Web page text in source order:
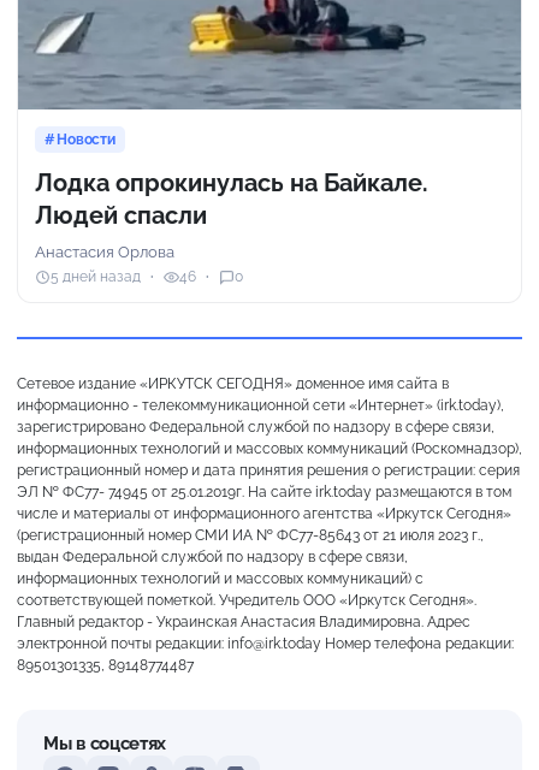
Новости
Лодка опрокинулась на Байкале.
Людей спасли
Анастасия Орлова
5 дней назад 46 0
Сетевое издание «ИРКУТСК СЕГОДНЯ» доменное имя сайта в
информационно - телекоммуникационной сети «Интернет» (irk.today),
зарегистрировано Федеральной службой по надзору в сфере связи,
информационных технологий и массовых коммуникаций (Роскомнадзор),
регистрационный номер и дата принятия решения о регистрации: серия
ЭЛ № ФС77- 74945 от 25.01.2019г. На сайте irk.today размещаются в том
числе и материалы от информационного агентства «Иркутск Сегодня»
(регистрационный номер СМИ ИА № ФС77-85643 от 21 июля 2023 г.,
выдан Федеральной службой по надзору в сфере связи,
информационных технологий и массовых коммуникаций) с
соответствующей пометкой. Учредитель ООО «Иркутск Сегодня».
Главный редактор - Украинская Анастасия Владимировна. Адрес
электронной почты редакции: info@irk.today Номер телефона редакции:
89501301335, 89148774487
Мы в соцсетях